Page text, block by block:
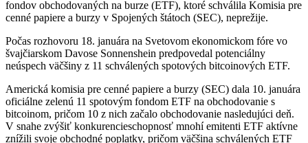
fondov obchodovaných na burze (ETF), ktoré schválila Komisia pre
cenné papiere a burzy v Spojených štátoch (SEC), neprežije.
Počas rozhovoru 18. januára na Svetovom ekonomickom fóre vo
švajčiarskom Davose Sonnenshein predpovedal potenciálny
neúspech väčšiny z 11 schválených spotových bitcoinových ETF.
Americká komisia pre cenné papiere a burzy (SEC) dala 10. januára
oficiálne zelenú 11 spotovým fondom ETF na obchodovanie s
bitcoinom, pričom 10 z nich začalo obchodovanie nasledujúci deň.
V snahe zvýšiť konkurencieschopnosť mnohí emitenti ETF aktívne
znížili svoje obchodné poplatky, pričom väčšina schválených ETF